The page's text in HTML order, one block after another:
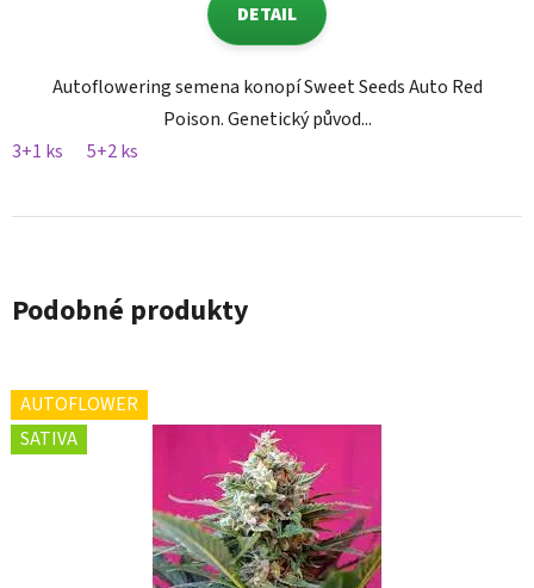
DETAIL
Autoflowering semena konopí Sweet Seeds Auto Red
Poison. Genetický původ...
3+1 ks
5+2 ks
Podobné produkty
AUTOFLOWER
SATIVA